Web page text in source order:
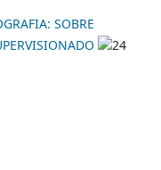
SOBRE
24